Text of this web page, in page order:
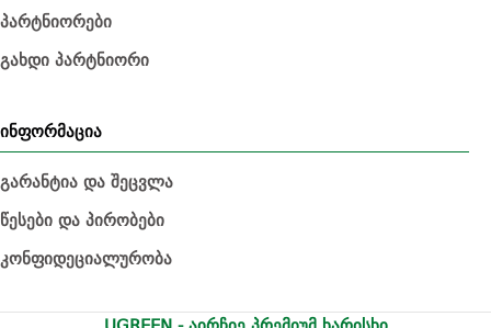
პარტნიორები
გახდი პარტნიორი
ინფორმაცია
გარანტია და შეცვლა
წესები და პირობები
კონფიდეციალურობა